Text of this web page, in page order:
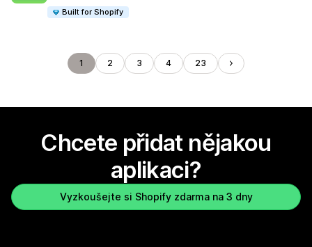
Built for Shopify
1 2 3 4 23
Chcete přidat nějakou
aplikaci?
Vyzkoušejte si Shopify zdarma na 3 dny